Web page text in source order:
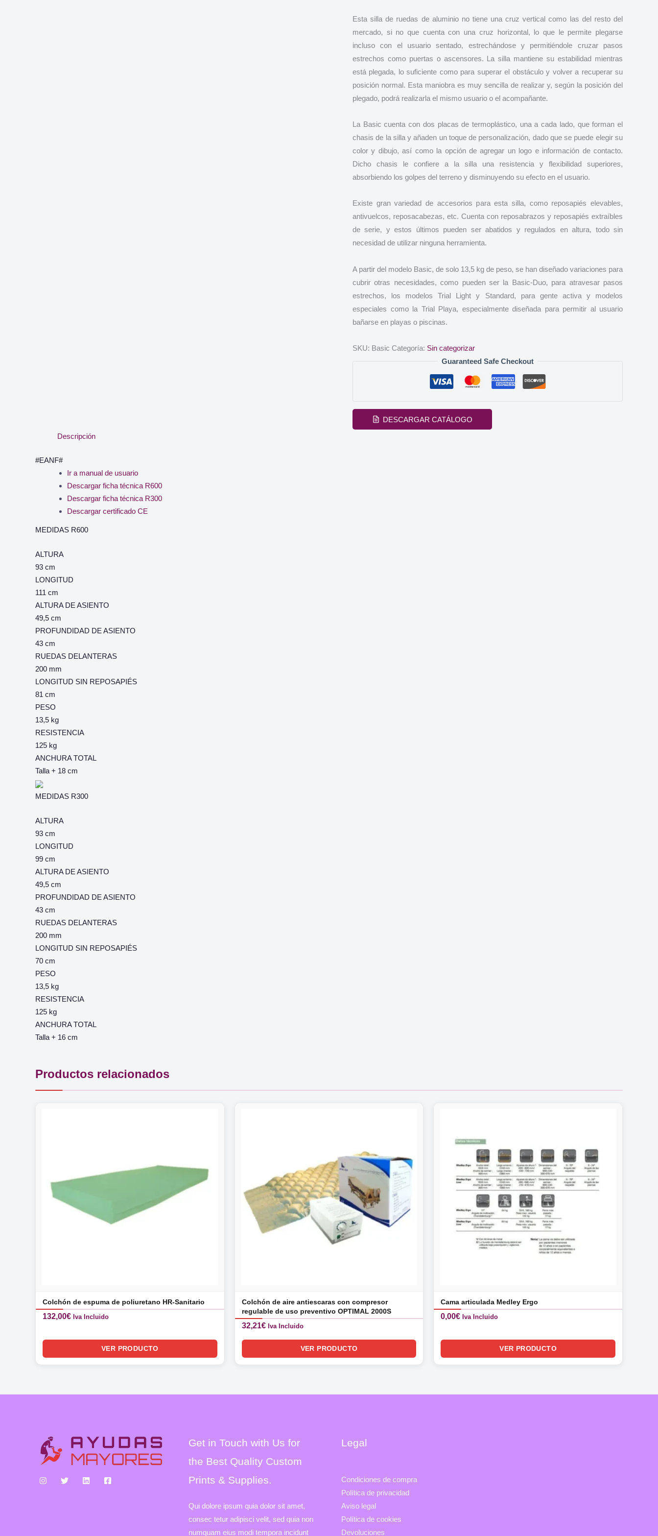
Esta silla de ruedas de aluminio no tiene una cruz vertical como las del resto del
mercado, si no que cuenta con una cruz horizontal, lo que le permite plegarse
incluso con el usuario sentado, estrechándose y permitiéndole cruzar pasos
estrechos como puertas o ascensores. La silla mantiene su estabilidad mientras
está plegada, lo suficiente como para superar el obstáculo y volver a recuperar su
posición normal. Esta maniobra es muy sencilla de realizar y, según la posición del
plegado, podrá realizarla el mismo usuario o el acompañante.
La Basic cuenta con dos placas de termoplástico, una a cada lado, que forman el
chasis de la silla y añaden un toque de personalización, dado que se puede elegir su
color y dibujo, así como la opción de agregar un logo e información de contacto.
Dicho chasis le confiere a la silla una resistencia y flexibilidad superiores,
absorbiendo los golpes del terreno y disminuyendo su efecto en el usuario.
Existe gran variedad de accesorios para esta silla, como reposapiés elevables,
antivuelcos, reposacabezas, etc. Cuenta con reposabrazos y reposapiés extraíbles
de serie, y estos últimos pueden ser abatidos y regulados en altura, todo sin
necesidad de utilizar ninguna herramienta.
A partir del modelo Basic, de solo 13,5 kg de peso, se han diseñado variaciones para
cubrir otras necesidades, como pueden ser la Basic-Duo, para atravesar pasos
estrechos, los modelos Trial Light y Standard, para gente activa y modelos
especiales como la Trial Playa, especialmente diseñada para permitir al usuario
bañarse en playas o piscinas.
SKU: Basic Categoría: Sin categorizar
Guaranteed Safe Checkout
DESCARGAR CATÁLOGO
Descripción
#EANF#
Ir a manual de usuario
Descargar ficha técnica R600
Descargar ficha técnica R300
Descargar certificado CE
MEDIDAS R600
ALTURA
93 cm
LONGITUD
111 cm
ALTURA DE ASIENTO
49,5 cm
PROFUNDIDAD DE ASIENTO
43 cm
RUEDAS DELANTERAS
200 mm
LONGITUD SIN REPOSAPIÉS
81 cm
PESO
13,5 kg
RESISTENCIA
125 kg
ANCHURA TOTAL
Talla + 18 cm
MEDIDAS R300
ALTURA
93 cm
LONGITUD
99 cm
ALTURA DE ASIENTO
49,5 cm
PROFUNDIDAD DE ASIENTO
43 cm
RUEDAS DELANTERAS
200 mm
LONGITUD SIN REPOSAPIÉS
70 cm
PESO
13,5 kg
RESISTENCIA
125 kg
ANCHURA TOTAL
Talla + 16 cm
Productos relacionados
Colchón de espuma de poliuretano HR-Sanitario
132,00€ Iva Incluido
VER PRODUCTO
Colchón de aire antiescaras con compresor
regulable de uso preventivo OPTIMAL 2000S
32,21€ Iva Incluido
VER PRODUCTO
Cama articulada Medley Ergo
0,00€ Iva Incluido
VER PRODUCTO
Get in Touch with Us for
the Best Quality Custom
Prints & Supplies.
Qui dolore ipsum quia dolor sit amet,
consec tetur adipisci velit, sed quia non
numquam eius modi tempora incidunt
Legal
Condiciones de compra
Política de privacidad
Aviso legal
Política de cookies
Devoluciones